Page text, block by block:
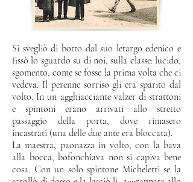
Si svegliò di botto dal suo letargo edenico e
fissò lo sguardo su di noi, sulla classe: lucido,
sgomento, come se fosse la prima volta che ci
vedeva. Il perenne sorriso gli era sparito dal
volto. In un agghiacciante valzer di strattoni
e spintoni erano arrivati allo stretto
passaggio della porta, dove rimasero
incastrati (una delle due ante era bloccata).
La maestra, paonazza in volto, con la bava
alla bocca, bofonchiava non si capiva bene
cosa. Con un solo spintone Micheletti se la